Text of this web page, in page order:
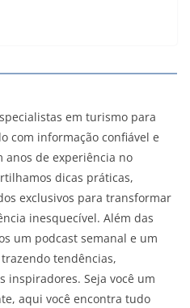
em turismo para
com informação confiável e
anos de experiência no
dicas práticas,
exclusivos para transformar
inesquecível. Além das
um podcast semanal e um
tendências,
inspiradores. Seja você um
aqui você encontra tudo